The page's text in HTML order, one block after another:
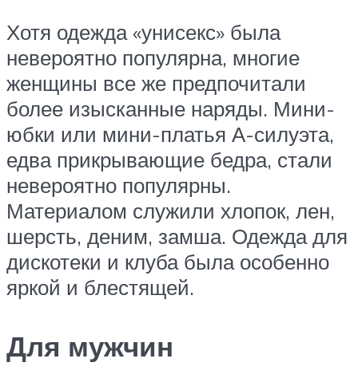
Хотя одежда «унисекс» была
невероятно популярна, многие
женщины все же предпочитали
более изысканные наряды. Мини-
юбки или мини-платья А-силуэта,
едва прикрывающие бедра, стали
невероятно популярны.
Материалом служили хлопок, лен,
шерсть, деним, замша. Одежда для
дискотеки и клуба была особенно
яркой и блестящей.
Для мужчин